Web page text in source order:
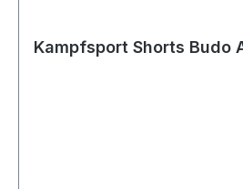
Kampfsport Shorts Budo